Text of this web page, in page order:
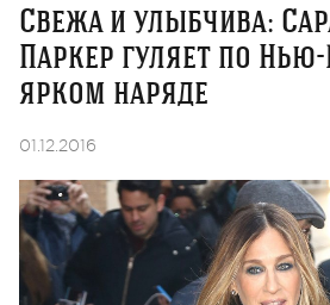
Свежа и улыбчива:
Паркер гуляет по
ярком наряде
01.12.2016